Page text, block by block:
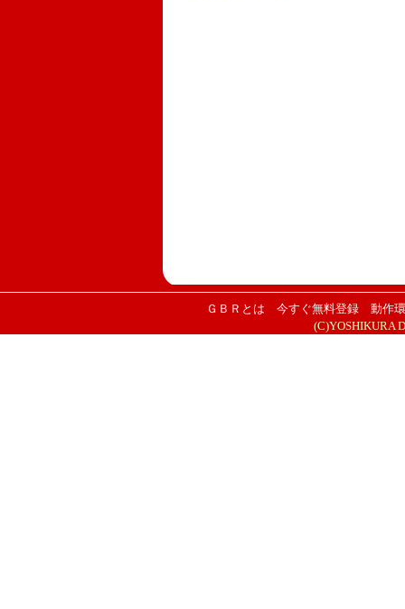
ＧＢＲとは 今すぐ無料登録
動作
(C)YOSHIKURA